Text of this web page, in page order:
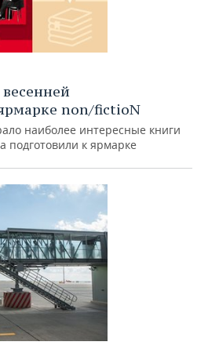
non/fictioN
наиболее интересные книги
подготовили к ярмарке